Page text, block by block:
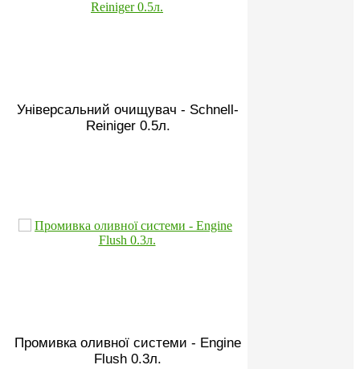
Універсальний очищувач - Schnell-
Reiniger 0.5л.
Промивка оливної системи - Engine
Flush 0.3л.